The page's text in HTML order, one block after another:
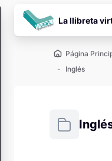
La llibreta
Página
Inglés